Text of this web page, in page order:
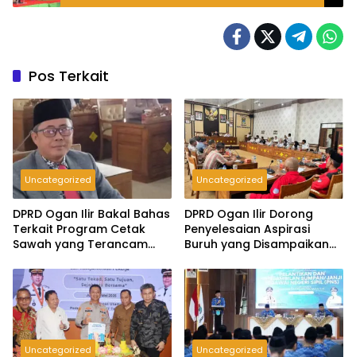
Pos Terkait
Uncategorized
DPRD Ogan Ilir Bakal Bahas
Terkait Program Cetak
Sawah yang Terancam
Uncategorized
DPRD Ogan Ilir Dorong
Penyelesaian Aspirasi
Buruh yang Disampaikan
2026
Uncategorized Uncategorized